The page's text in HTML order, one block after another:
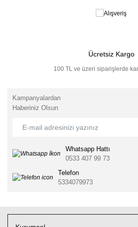
Ücretsiz Kargo
100 TL ve üzeri siparişlerde
Kampanyalardan
Haberiniz Olsun
Whatsapp Hattı
0533 407 99 73
Telefon
5334079973